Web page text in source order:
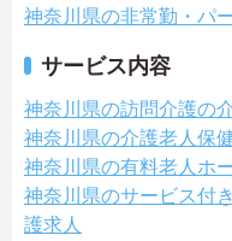
神奈川県の非常勤・パ
サービス内容
神奈川県の訪問介護の
神奈川県の介護老人保
神奈川県の有料老人ホ
神奈川県のサービス付
護求人